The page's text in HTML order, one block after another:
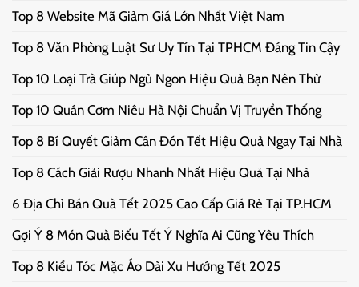
Top 8 Website Mã Giảm Giá Lớn Nhất Việt Nam
Top 8 Văn Phòng Luật Sư Uy Tín Tại TPHCM Đáng Tin Cậy
Top 10 Loại Trà Giúp Ngủ Ngon Hiệu Quả Bạn Nên Thử
Top 10 Quán Cơm Niêu Hà Nội Chuẩn Vị Truyền Thống
Top 8 Bí Quyết Giảm Cân Đón Tết Hiệu Quả Ngay Tại Nhà
Top 8 Cách Giải Rượu Nhanh Nhất Hiệu Quả Tại Nhà
6 Địa Chỉ Bán Quà Tết 2025 Cao Cấp Giá Rẻ Tại TP.HCM
Gợi Ý 8 Món Quà Biếu Tết Ý Nghĩa Ai Cũng Yêu Thích
Top 8 Kiểu Tóc Mặc Áo Dài Xu Hướng Tết 2025